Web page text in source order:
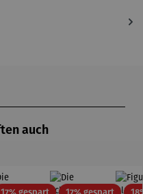
auch
Rabatt Rabatt